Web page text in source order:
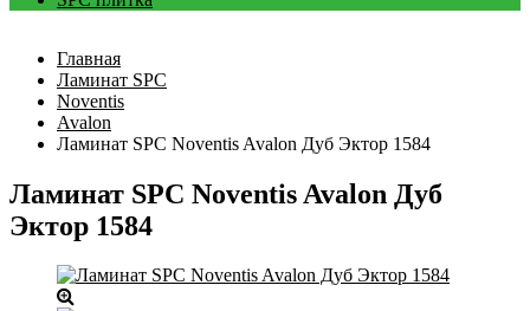
Главная
Ламинат SPC
Noventis
Avalon
Ламинат SPC Noventis Avalon Дуб Эктор 1584
Ламинат SPC Noventis Avalon Дуб
Эктор 1584